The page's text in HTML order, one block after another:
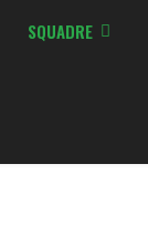
SQUADRE